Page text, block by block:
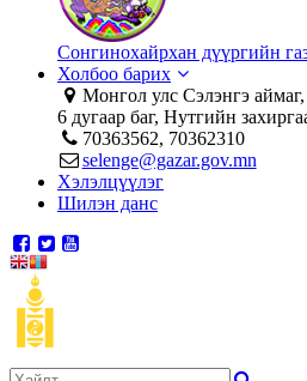
Сонгинохайрхан дүүргийн
Холбоо барих
Монгол улс Сэлэнгэ
6 дугаар баг, Нутгийн
70363562, 70362310
selenge@gazar.gov.mn
Хэлэлцүүлэг
Шилэн данс